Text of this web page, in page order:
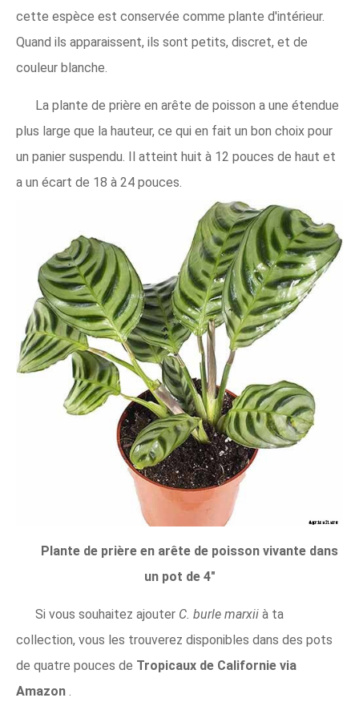
cette espèce est conservée comme plante d'intérieur.
Quand ils apparaissent, ils sont petits, discret, et de
couleur blanche.
La plante de prière en arête de poisson a une étendue
plus large que la hauteur, ce qui en fait un bon choix pour
un panier suspendu. Il atteint huit à 12 pouces de haut et
a un écart de 18 à 24 pouces.
Plante de prière en arête de poisson vivante dans
un pot de 4"
Si vous souhaitez ajouter C. burle marxii à ta
collection, vous les trouverez disponibles dans des pots
de quatre pouces de Tropicaux de Californie via
Amazon